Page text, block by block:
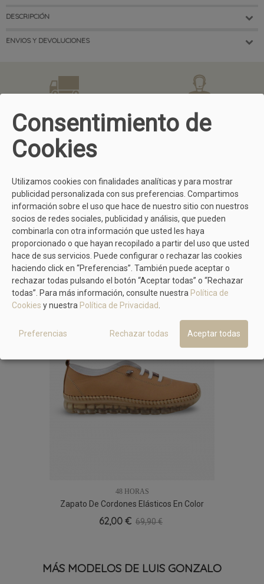
DESCRIPCIÓN
ENVIOS Y DEVOLUCIONES
En compras superiores a 50 €.
¿Tienes dudas? Llámanos
981299745
Todo usuario dispone de 15 días
para devolvernos cualquier
productoaquítienes todos los
detalles.
Comprar en Calzados Yolanda es
muy sencillo y seguro gracias a
nuestras diferentes formas de
pago.
TAMBIÉN TE PUEDE GUSTAR
48 HORAS
Zapato De Cordones Elásticos En Color
Cuero
62,00 € 69,90 €
MÁS MODELOS DE LUIS GONZALO
Consentimiento de
Cookies
Utilizamos cookies con finalidades analíticas y para mostrar
publicidad personalizada con sus preferencias. Compartimos
información sobre el uso que hace de nuestro sitio con nuestros
socios de redes sociales, publicidad y análisis, que pueden
combinarla con otra información que usted les haya
proporcionado o que hayan recopilado a partir del uso que usted
hace de sus servicios. Puede configurar o rechazar las cookies
haciendo click en “Preferencias”. También puede aceptar o
rechazar todas pulsando el botón “Aceptar todas” o “Rechazar
todas”. Para más información, consulte nuestra Política de
Cookies y nuestra Política de Privacidad.
Preferencias Rechazar todas Aceptar todas